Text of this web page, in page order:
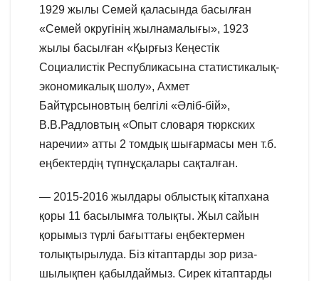
1929 жылы Семей қаласында басылған
«Семей округінің жылнамалығы», 1923
жылы басылған «Қырғыз Кеңестік
Социалистік Республикасына статистикалық-
экономикалық шолу», Ахмет
Байтұрсыновтың белгілі «Әліб-бій»,
В.В.Радловтың «Опыт словаря тюркских
наречии» атты 2 томдық шығармасы мен т.б.
еңбектердің түпнұсқалары сақталған.
— 2015-2016 жылдары облыстық кітапхана
қоры 11 басылымға толықты. Жыл сайын
қорымыз түрлі бағыттағы еңбектермен
толықтырылуда. Біз кітаптарды зор риза-
шылықпен қабылдаймыз. Сирек кітаптарды